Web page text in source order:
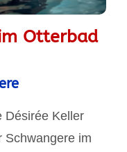
Otterbad
Désirée Keller
Schwangere im